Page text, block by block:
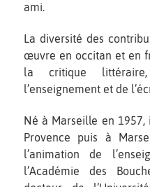
ami.
La diversité des
œuvre en occitan et en
la critique
l’enseignement et de
Né à Marseille en
Provence puis à
l’animation de
l’Académie des